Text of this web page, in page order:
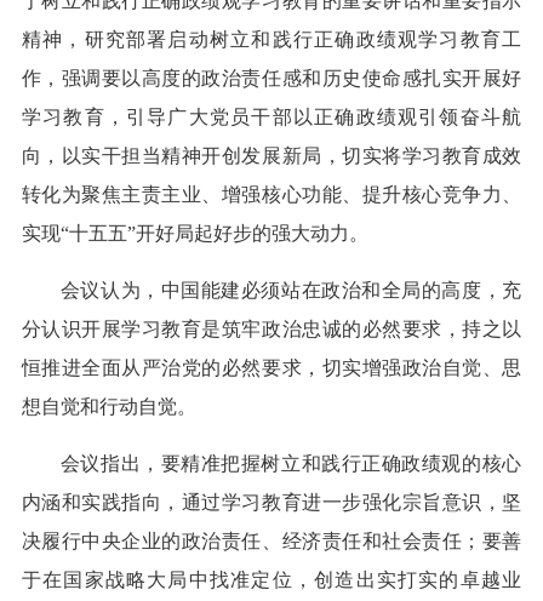
精神，研究部署启动树立和践行正确政绩观学习教育工
作，强调要以高度的政治责任感和历史使命感扎实开展好
学习教育，引导广大党员干部以正确政绩观引领奋斗航
向，以实干担当精神开创发展新局，切实将学习教育成效
转化为聚焦主责主业、增强核心功能、提升核心竞争力、
实现“十五五”开好局起好步的强大动力。
会议认为，中国能建必须站在政治和全局的高度，充
分认识开展学习教育是筑牢政治忠诚的必然要求，持之以
恒推进全面从严治党的必然要求，切实增强政治自觉、思
想自觉和行动自觉。
会议指出，要精准把握树立和践行正确政绩观的核心
内涵和实践指向，通过学习教育进一步强化宗旨意识，坚
决履行中央企业的政治责任、经济责任和社会责任；要善
于在国家战略大局中找准定位，创造出实打实的卓越业